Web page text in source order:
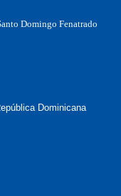
Domingo Fenatrado
Dominicana